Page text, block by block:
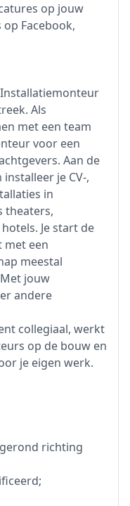
op jouw
Facebook,
Als
met een team
voor een
Aan de
je CV-,
in
theaters,
Je start de
met een
meestal
jouw
andere
collegiaal, werkt
op de bouw en
je eigen werk.
richting